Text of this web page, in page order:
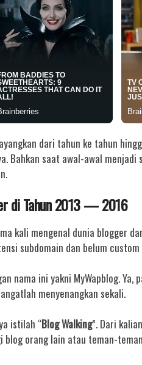
dari tahun ke tahun
Bahkan saat awal-awal
di Tahun 2013 — 2016
kali mengenal dunia blogger
subdomain dan belum
nama ini yakni MyWapblog.
menyenangkan sekali.
istilah “Blog Walking”. Dari
orang lain atau teman-